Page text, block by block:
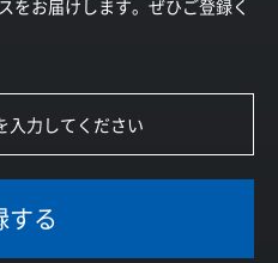
をお届けします。ぜひご登録く
する